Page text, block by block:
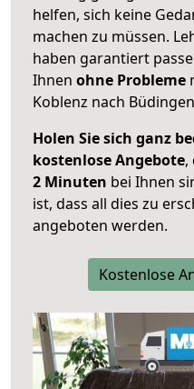
helfen, sich keine
machen zu müssen.
haben garantiert
Ihnen ohne Probleme
Koblenz nach
Holen Sie sich ganz
kostenlose Angebote,
2 Minuten bei Ihnen
ist, dass all dies zu
angeboten werden.
Kostenlose